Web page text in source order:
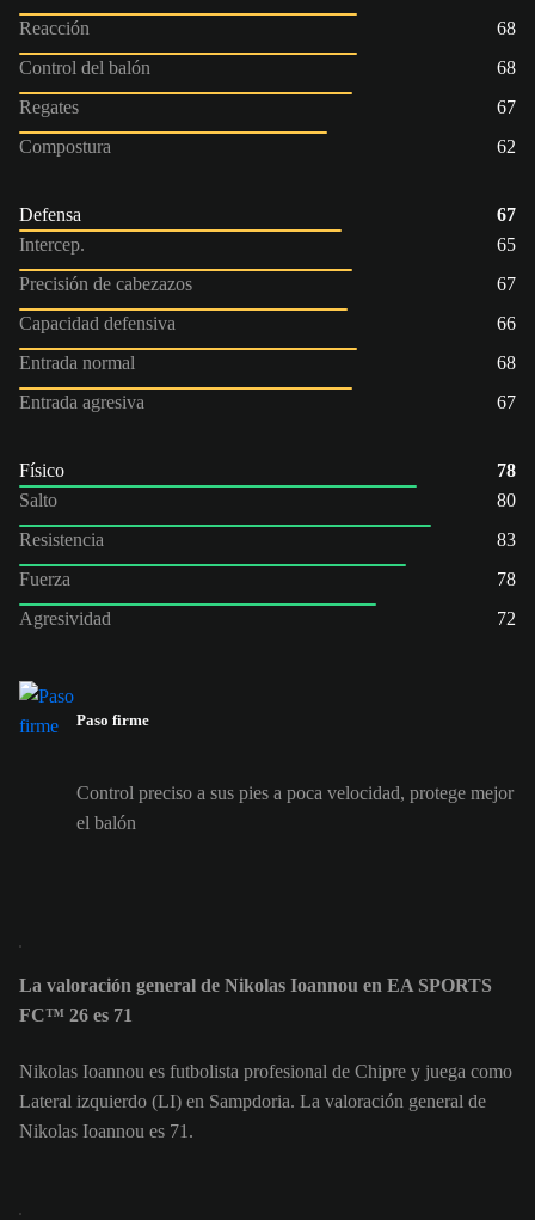
Reacción
68
Control del balón
68
Regates
67
Compostura
62
Defensa
67
Intercep.
65
Precisión de cabezazos
67
Capacidad defensiva
66
Entrada normal
68
Entrada agresiva
67
Físico
78
Salto
80
Resistencia
83
Fuerza
78
Agresividad
72
Paso firme
Control preciso a sus pies a poca velocidad, protege mejor
el balón
La valoración general de Nikolas Ioannou en EA SPORTS
FC™ 26 es 71
Nikolas Ioannou es futbolista profesional de Chipre y juega como
Lateral izquierdo (LI) en Sampdoria. La valoración general de
Nikolas Ioannou es 71.